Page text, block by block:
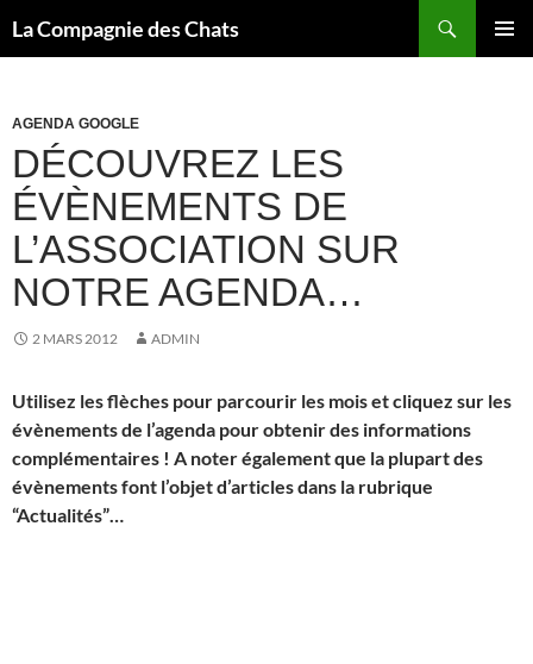
La Compagnie des Chats
AGENDA GOOGLE
DÉCOUVREZ LES
ÉVÈNEMENTS DE
L’ASSOCIATION SUR
NOTRE AGENDA…
2 MARS 2012 ADMIN
Utilisez les flèches pour parcourir les mois et cliquez sur les
évènements de l’agenda pour obtenir des informations
complémentaires ! A noter également que la plupart des
évènements font l’objet d’articles dans la rubrique
“Actualités”…